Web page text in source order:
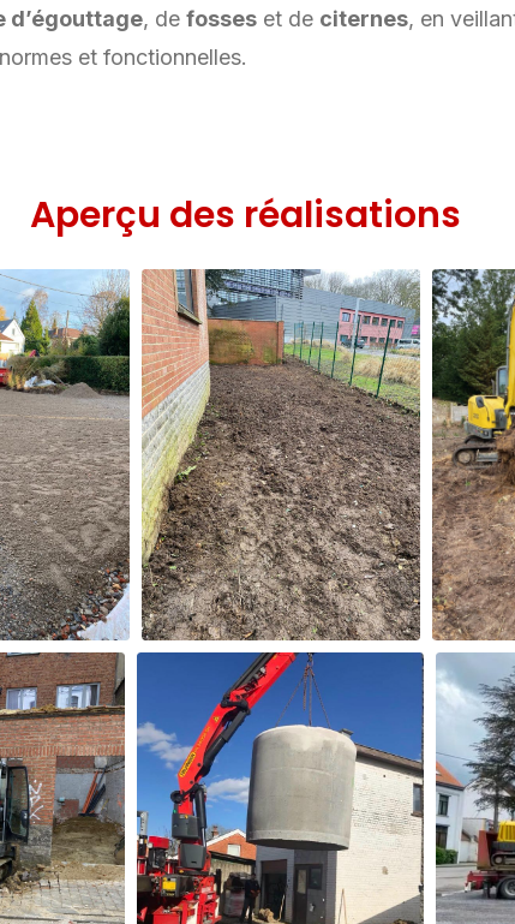
d’égouttage, de fosses et de citernes, en
et fonctionnelles.
Aperçu des réalisations